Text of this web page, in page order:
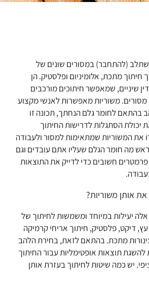
(להתחבר) במסורים שונים של
חיתוך מתכת, אלומיניום ופלסטיק. הן
שיניים, שמאפשר חיתוכים מורכבים
מסורים. משוריות מאפשרות לאנשי מקצוע
בהתאם לחומר גלם הנחתך, תכונה זו
יכולת הסתגלות לדרישות החיתוך
את המשוריות שמתאימות למסור ולעבודה
מה חומר הגלם שעליו אתם עובדים וגם
חשובים כדי לדייק את התוצאות
אותן משוריות?
יעילות במיוחד ומשמשות לחיתוך של
עץ, דיקט, פלסטיק, חיתוך אריחי קרמיקה
מתכת. בהתאם לזאת, בחירת הלהב
להשגת תוצאות אופטימליות עבור החיתוך
יש כמה שיטות לחיתוך בעזרת אותן